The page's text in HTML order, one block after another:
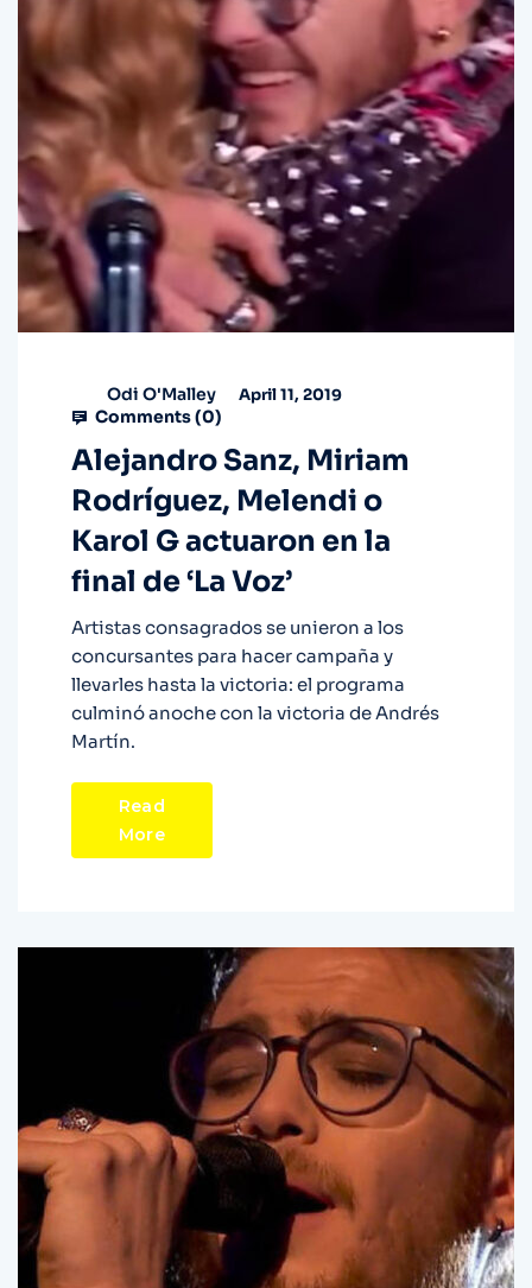
Odi O'Malley April 11, 2019
Comments (0)
Alejandro Sanz, Miriam
Rodríguez, Melendi o
Karol G actuaron en la
final de ‘La Voz’
Artistas consagrados se unieron a los
concursantes para hacer campaña y
llevarles hasta la victoria: el programa
culminó anoche con la victoria de Andrés
Martín.
Read
More